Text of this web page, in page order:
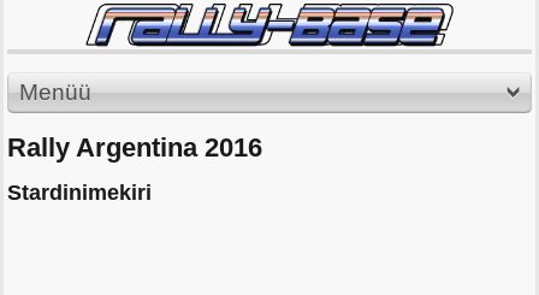
Menüü
Rally Argentina 2016
Stardinimekiri